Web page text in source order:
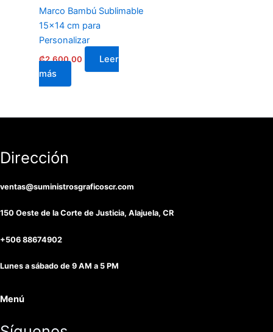
Marco Bambú Sublimable
15×14 cm para
Personalizar
₡2,600.00
Leer
más
Dirección
ventas@suministrosgraficoscr.com
150 Oeste de la Corte de Justicia, Alajuela, CR
+506 88674902
Lunes a sábado de 9 AM a 5 PM
Menú